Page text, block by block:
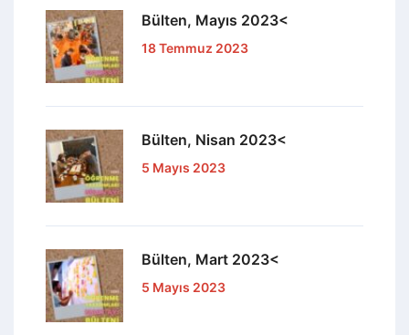
Bülten, Mayıs 2023<
18 Temmuz 2023
Bülten, Nisan 2023<
5 Mayıs 2023
Bülten, Mart 2023<
5 Mayıs 2023